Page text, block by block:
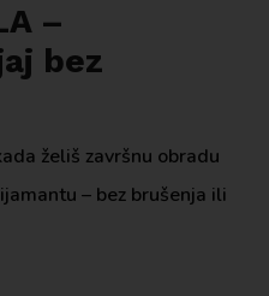
–
bez
želiš završnu obradu
– bez brušenja ili